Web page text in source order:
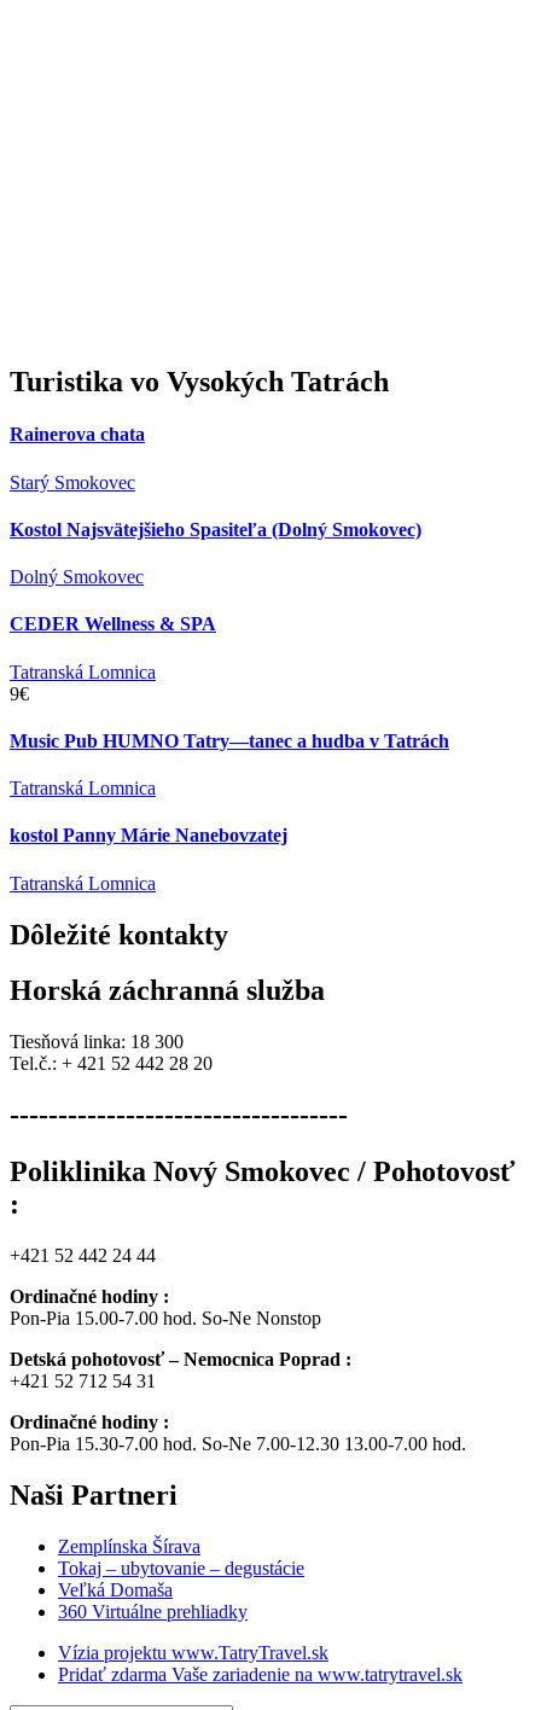
Turistika vo Vysokých Tatrách
Rainerova chata
Starý Smokovec
Kostol Najsvätejšieho Spasiteľa (Dolný Smokovec)
Dolný Smokovec
CEDER Wellness & SPA
Tatranská Lomnica
9€
Music Pub HUMNO Tatry—tanec a hudba v Tatrách
Tatranská Lomnica
kostol Panny Márie Nanebovzatej
Tatranská Lomnica
Dôležité kontakty
Horská záchranná služba
Tiesňová linka: 18 300
Tel.č.: + 421 52 442 28 20
-----------------------------------
Poliklinika Nový Smokovec / Pohotovosť
:
+421 52 442 24 44
Ordinačné hodiny :
Pon-Pia 15.00-7.00 hod. So-Ne Nonstop
Detská pohotovosť – Nemocnica Poprad :
+421 52 712 54 31
Ordinačné hodiny :
Pon-Pia 15.30-7.00 hod. So-Ne 7.00-12.30 13.00-7.00 hod.
Naši Partneri
Zemplínska Šírava
Tokaj – ubytovanie – degustácie
Veľká Domaša
360 Virtuálne prehliadky
Vízia projektu www.TatryTravel.sk
Pridať zdarma Vaše zariadenie na www.tatrytravel.sk